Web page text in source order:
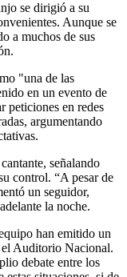
se dirigió a su
Aunque se
a muchos de sus
"una de las
en un evento de
peticiones en redes
argumentando
señalando
control. “A pesar de
un seguidor,
la noche.
han emitido un
Auditorio Nacional.
debate entre los